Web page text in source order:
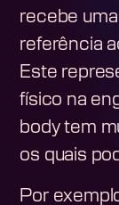
recebe
referência
Este
físico na
body tem
os quais
Por